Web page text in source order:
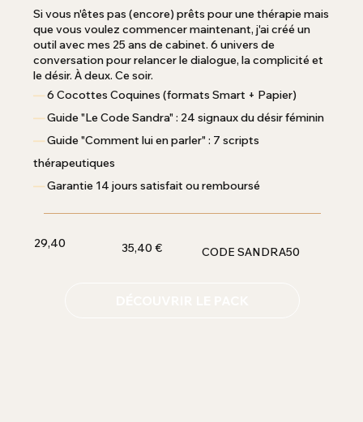
Si vous n'êtes pas (encore) prêts pour une thérapie mais
que vous voulez commencer maintenant, j'ai créé un
outil avec mes 25 ans de cabinet. 6 univers de
conversation pour relancer le dialogue, la complicité et
le désir. À deux. Ce soir.
—6 Cocottes Coquines (formats Smart + Papier)
—Guide "Le Code Sandra" : 24 signaux du désir féminin
—Guide "Comment lui en parler" : 7 scripts
thérapeutiques
—Garantie 14 jours satisfait ou remboursé
​29,40 35,40 € CODE SANDRA50